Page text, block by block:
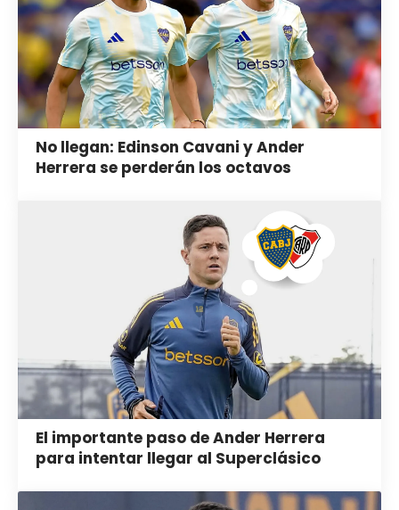
No llegan: Edinson Cavani y Ander
Herrera se perderán los octavos
El importante paso de Ander Herrera
para intentar llegar al Superclásico